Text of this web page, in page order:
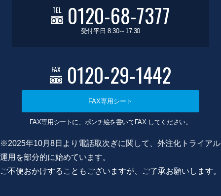
TEL 0120-68-7377
受付平日 8:30～17:30
FAX 0120-29-1442
FAX専用シート
FAX専用シートに、ポンチ絵を書いてFAX してください。
※2025年10月8日より電話取次ぎに関して、外注化トライアル
運用を部分的に始めています。
ご不便おかけすることもございますが、ご了承お願いします。